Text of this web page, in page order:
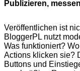
Publizieren,
Veröffentlichen ist
BloggerPL nutzt
Was funktioniert?
Actions klicken sie?
Buttons und